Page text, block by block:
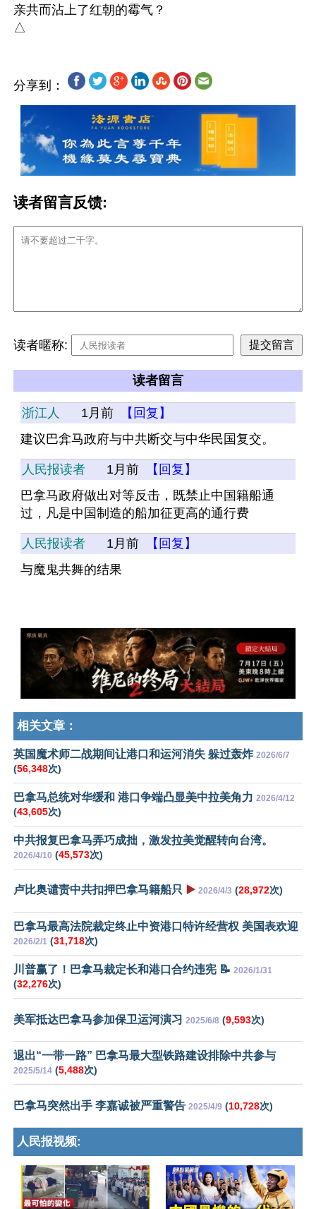
亲共而沾上了红朝的霉气？
分享到：
读者留言反馈:
读者暱称:
读者留言
浙江人 1月前
【回复】
建议巴弇马政府与中共断交与中华民国复交。
人民报读者 1月前
【回复】
巴拿马政府做出对等反击，既禁止中国籍船通
过，凡是中国制造的船加征更高的通行费
人民报读者 1月前
【回复】
与魔鬼共舞的结果
相关文章：
英国魔术师二战期间让港口和运河消失 躲过轰炸 2026/6/7
(56,348次)
巴拿马总统对华缓和 港口争端凸显美中拉美角力 2026/4/12
(43,605次)
中共报复巴拿马弄巧成拙，激发拉美觉醒转向台湾。
2026/4/10 (45,573次)
卢比奥谴责中共扣押巴拿马籍船只 ▶️ 2026/4/3 (28,972次)
巴拿马最高法院裁定终止中资港口特许经营权 美国表欢迎
2026/2/1 (31,718次)
川普赢了！巴拿马裁定长和港口合约违宪 📝 2026/1/31
(32,276次)
美军抵达巴拿马参加保卫运河演习 2025/6/8 (9,593次)
退出“一带一路” 巴拿马最大型铁路建设排除中共参与
2025/5/14 (5,488次)
巴拿马突然出手 李嘉诚被严重警告 2025/4/9 (10,728次)
人民报视频: